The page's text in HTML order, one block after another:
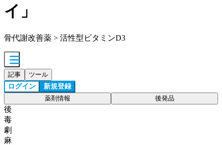
イ」
骨代謝改善薬 > 活性型ビタミンD3
記事 ツール
ログイン 新規登録
薬剤情報 後発品
後
毒
劇
麻